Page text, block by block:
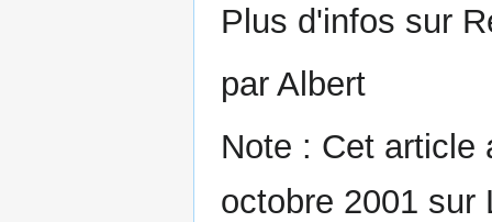
Plus d'infos sur
par Albert
Note : Cet article
octobre 2001